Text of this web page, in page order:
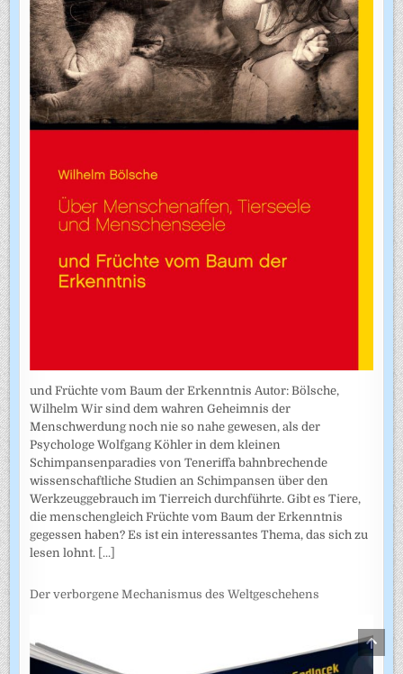
und Früchte vom Baum der Erkenntnis Autor: Bölsche,
Wilhelm Wir sind dem wahren Geheimnis der
Menschwerdung noch nie so nahe gewesen, als der
Psychologe Wolfgang Köhler in dem kleinen
Schimpansenparadies von Teneriffa bahnbrechende
wissenschaftliche Studien an Schimpansen über den
Werkzeuggebrauch im Tierreich durchführte. Gibt es Tiere,
die menschengleich Früchte vom Baum der Erkenntnis
gegessen haben? Es ist ein interessantes Thema, das sich zu
lesen lohnt. [...]
Der verborgene Mechanismus des Weltgeschehens
TO
TOP